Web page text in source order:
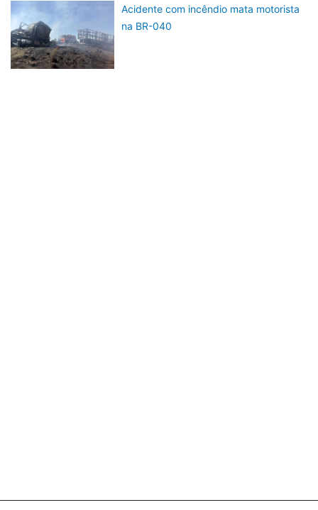
Acidente com incêndio mata motorista
na BR-040